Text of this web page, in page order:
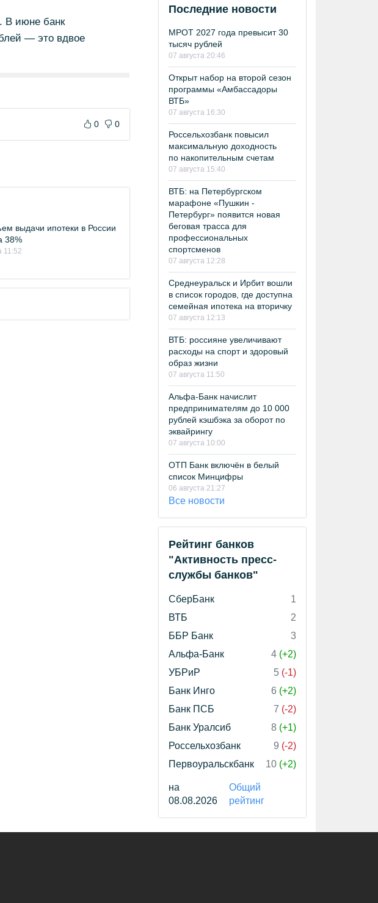
В июне банк
— это вдвое
0 0
выдачи ипотеки в России
38%
11:52
Последние новости
МРОТ 2027 года превысит 30
тысяч рублей
07 августа 20:46
Открыт набор на второй сезон
программы «Амбассадоры
ВТБ»
07 августа 16:30
Россельхозбанк повысил
максимальную доходность
по накопительным счетам
07 августа 15:40
ВТБ: на Петербургском
марафоне «Пушкин -
Петербург» появится новая
беговая трасса для
профессиональных
спортсменов
07 августа 12:28
Среднеуральск и Ирбит вошли
в список городов, где доступна
семейная ипотека на вторичку
07 августа 12:13
ВТБ: россияне увеличивают
расходы на спорт и здоровый
образ жизни
07 августа 11:50
Альфа-Банк начислит
предпринимателям до 10 000
рублей кэшбэка за оборот по
эквайрингу
07 августа 10:00
ОТП Банк включён в белый
список Минцифры
06 августа 21:27
Все новости
Рейтинг банков
"Активность пресс-
службы банков"
СберБанк
1
ВТБ
2
ББР Банк
3
Альфа-Банк
4 (+2)
УБРиР
5 (-1)
Банк Инго
6 (+2)
Банк ПСБ
7 (-2)
Банк Уралсиб
8 (+1)
Россельхозбанк
9 (-2)
Первоуральскбанк
10 (+2)
на
08.08.2026
Общий
рейтинг